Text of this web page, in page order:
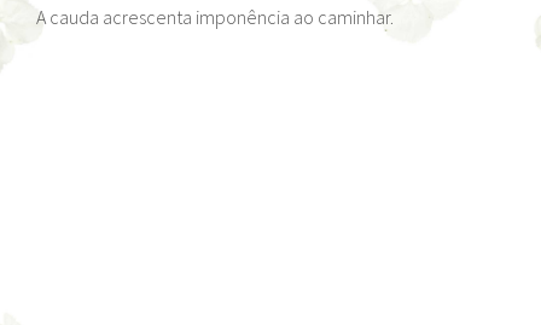
A cauda acrescenta imponência ao caminhar.